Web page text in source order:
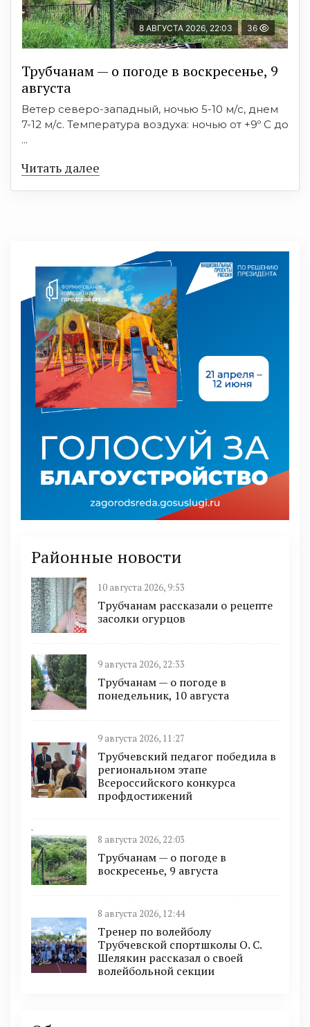
8 АВГУСТА 2026, 22:03 36
Трубчанам — о погоде в воскресенье, 9
августа
Ветер северо-западный, ночью 5-10 м/с, днем
7-12 м/с. Температура воздуха: ночью от +9º C до
...
Читать далее
Районные новости
10 августа 2026, 9:53
Трубчанам рассказали о рецепте
засолки огурцов
9 августа 2026, 22:33
Трубчанам — о погоде в
понедельник, 10 августа
9 августа 2026, 11:27
Трубчевский педагог победила в
региональном этапе
Всероссийского конкурса
профдостижений
8 августа 2026, 22:03
Трубчанам — о погоде в
воскресенье, 9 августа
8 августа 2026, 12:44
Тренер по волейболу
Трубчевской спортшколы О. С.
Шелякин рассказал о своей
волейбольной секции